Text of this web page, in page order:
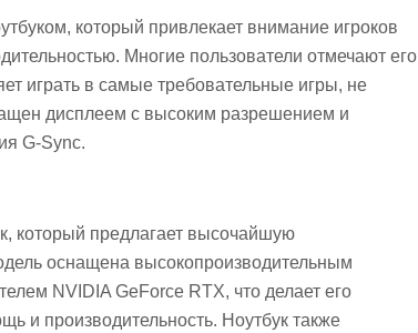
который привлекает внимание игроков
Многие пользователи отмечают его
играть в самые требовательные игры, не
дисплеем с высоким разрешением и
G-Sync.
который предлагает высочайшую
оснащена высокопроизводительным
NVIDIA GeForce RTX, что делает его
и производительность. Ноутбук также